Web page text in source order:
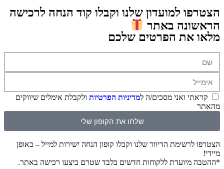
הצטרפו למועדון שלנו וקבלו קוד הנחה לרכישה
הראשונה באתר
מלאו את הפרטים שלכם
קראתי ואני מסכים/ה למדיניות הפרטיות ולקבלת אימלים שיווקים
מהאתר
שלחו את הקופון שלי
הצטרפו לרשימת הדיוור שלנו וקבלו קופון הנחה ישירות למייל – באופן
מיידי!
*ההטבה מיועדת ללקוחות חדשים בלבד שטרם ביצעו רכישה באתר.